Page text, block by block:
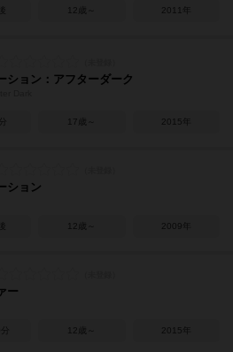
12歳～ 2011年
ション：アフターダーク
17歳～ 2015年
ション
12歳～ 2009年
ー
12歳～ 2015年